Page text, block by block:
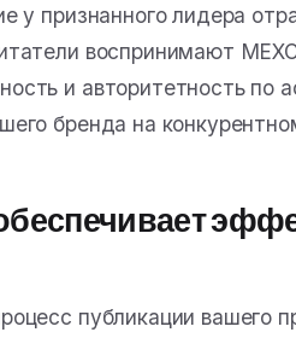
у признанного лидера
воспринимают
и авторитетность по
бренда на
публикации вашего